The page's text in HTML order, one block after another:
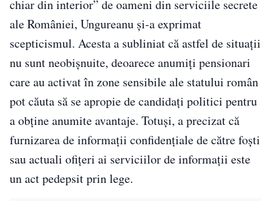
chiar din interior” de oameni din serviciile secrete
ale României, Ungureanu și-a exprimat
scepticismul. Acesta a subliniat că astfel de situații
nu sunt neobișnuite, deoarece anumiți pensionari
care au activat în zone sensibile ale statului român
pot căuta să se apropie de candidați politici pentru
a obține anumite avantaje. Totuși, a precizat că
furnizarea de informații confidențiale de către foști
sau actuali ofițeri ai serviciilor de informații este
un act pedepsit prin lege.